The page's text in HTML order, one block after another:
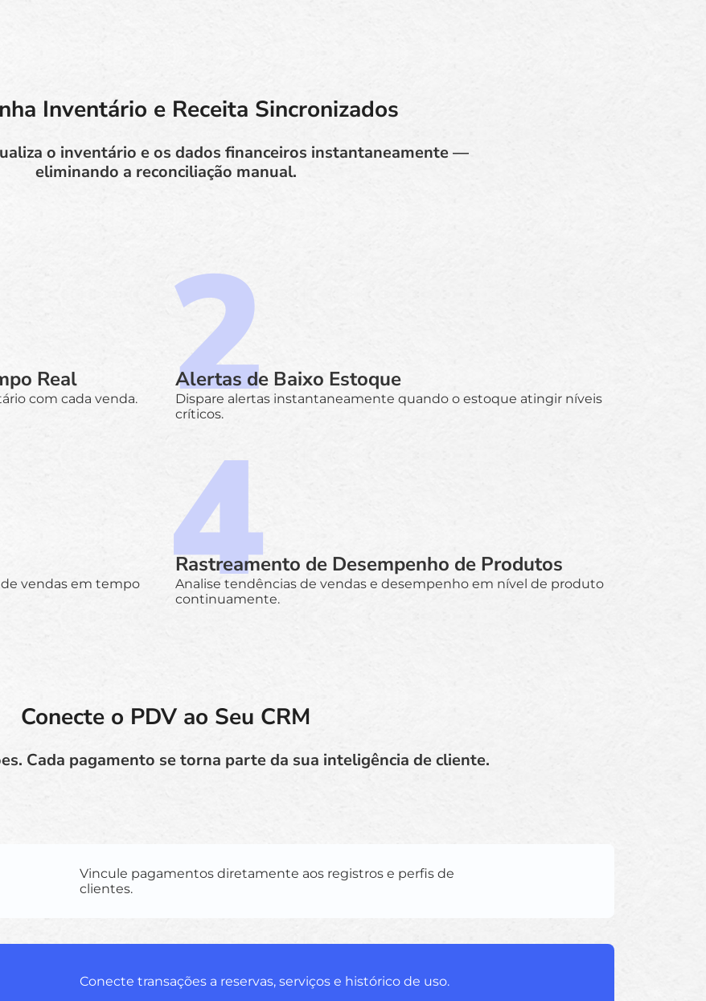
Inventário e Receita Sincronizados
o inventário e os dados financeiros instantaneamente —
eliminando a reconciliação manual.
Real
com cada venda.
Alertas de Baixo Estoque
Dispare alertas instantaneamente quando o estoque atingir níveis
críticos.
vendas em tempo
Rastreamento de Desempenho de Produtos
Analise tendências de vendas e desempenho em nível de produto
continuamente.
Conecte o PDV ao Seu CRM
Cada pagamento se torna parte da sua inteligência de cliente.
Vincule pagamentos diretamente aos registros e perfis de
clientes.
Conecte transações a reservas, serviços e histórico de uso.